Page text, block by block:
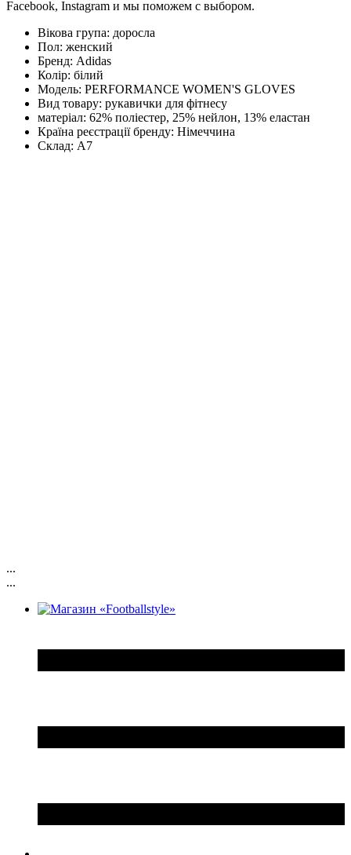
Facebook, Instagram и мы поможем с выбором.
Вікова група: доросла
Пол: женский
Бренд: Adidas
Колір: білий
Модель: PERFORMANCE WOMEN'S GLOVES
Вид товару: рукавички для фітнесу
матеріал: 62% поліестер, 25% нейлон, 13% еластан
Країна реєстрації бренду: Німеччина
Склад: А7
...
...